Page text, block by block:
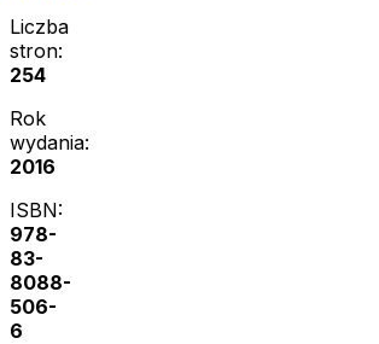
Liczba
stron:
254
Rok
wydania:
2016
ISBN:
978-
83-
8088-
506-
6